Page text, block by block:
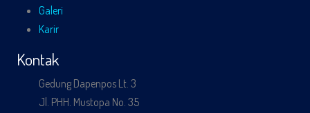
Galeri
Karir
Kontak
Gedung Dapenpos Lt. 3
Jl. PHH. Mustopa No. 35